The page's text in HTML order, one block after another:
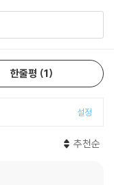
한줄평 1
설정
추천순